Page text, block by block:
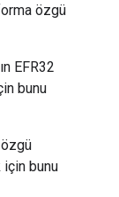
özgü
EFR32
bunu
bunu